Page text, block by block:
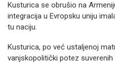
Kusturica se obrušio na
integracija u Evropsku uniju
tu naciju.
Kusturica, po već ustaljenoj
vanjskopolitički potez